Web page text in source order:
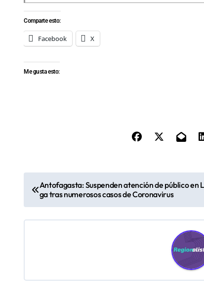
Comparte esto:
Facebook X
Me gusta esto:
a
v
a
Antofagasta: Suspenden atención de público en
ga tras numerosos casos de Coronavirus